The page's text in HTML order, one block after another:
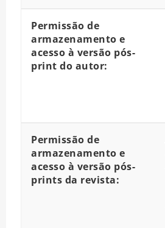
Permissão de
armazenamento e
acesso à versão pós-
print do autor:
Permissão de
armazenamento e
acesso à versão pós-
prints da revista: